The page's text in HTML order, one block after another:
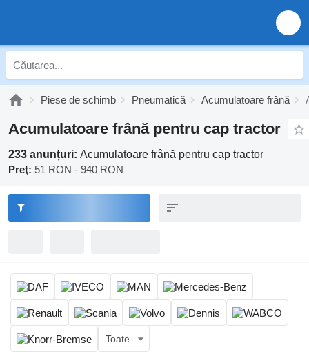
Piese de schimb Pneumatică Acumulatoare frână
Acumulatoare frână pentru cap tractor
233 anunțuri: Acumulatoare frână pentru cap tractor
Preţ: 51 RON - 940 RON
Toate